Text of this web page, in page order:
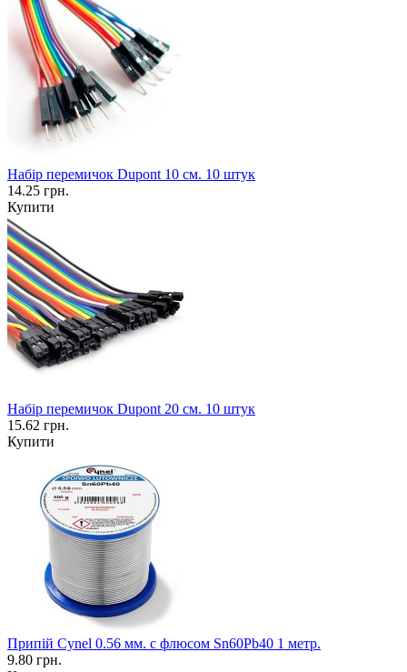
Набір перемичок Dupont 10 см. 10 штук
14.25 грн.
Купити
Набір перемичок Dupont 20 см. 10 штук
15.62 грн.
Купити
Припій Cynel 0.56 мм. с флюсом Sn60Pb40 1 метр.
9.80 грн.